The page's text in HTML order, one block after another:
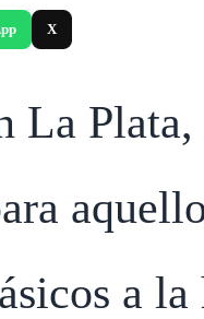
X
La
a